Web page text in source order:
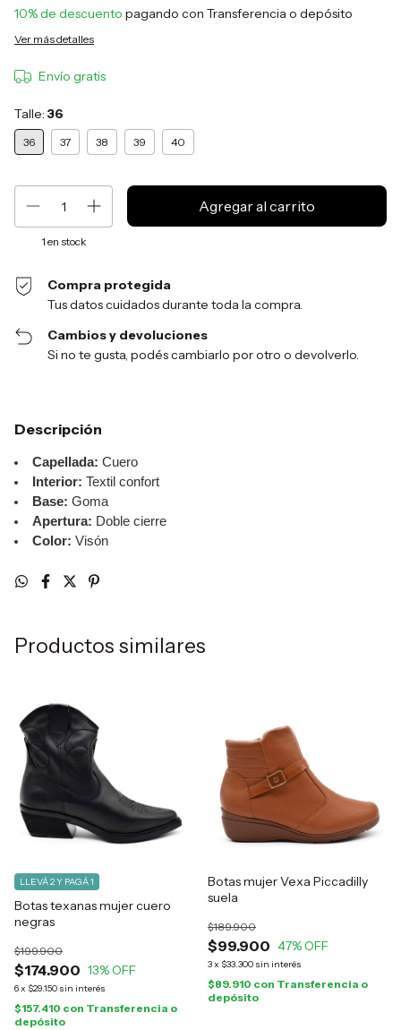
10% de descuento pagando con Transferencia o depósito
Ver más detalles
Envío gratis
Talle: 36
36 37 38 39 40
1 en stock
Compra protegida
Tus datos cuidados durante toda la compra.
Cambios y devoluciones
Si no te gusta, podés cambiarlo por otro o devolverlo.
Descripción
Capellada: Cuero
Interior: Textil confort
Base: Goma
Apertura: Doble cierre
Color: Visón
Productos similares
Botas texanas mujer cuero
negras
$174.900
$199.900
13% OFF
6x $29.150 sin interés
LLEVÁ 2 Y PAGÁ 1
$157.410 con Transferencia o
depósito
Botas mujer Vexa Piccadilly
suela
$99.900
$189.900
47% OFF
3x $33.300 sin interés
$89.910 con Transferencia o
depósito